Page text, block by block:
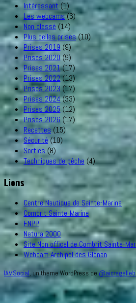
Intéressant (1)
Les webcams(6)
Non classé(14)
Plus belles prises(10)
Prises 2019 (9)
Prises 2020(9)
Prises 2021(17)
Prises 2022(13)
Prises 2023(17)
Prises 2024(33)
Prises 2025 (12)
Prises 2026 (17)
Recettes (15)
Sécurité(10)
Sorties (8)
Techniques de pêche (4)
Liens
Centre Nautique de Sainte-Marine
Combrit Sainte-Marine
FNPP
Natura 2000
Site Non officel de Combrit Sainte-
Webcam Archipel des Glénan
IAMSocial, un theme WordPress de